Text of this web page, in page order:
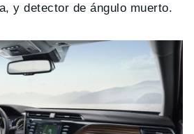
y detector de ángulo muerto.